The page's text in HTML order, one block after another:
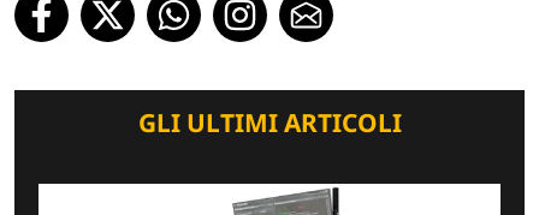
GLI ULTIMI ARTICOLI